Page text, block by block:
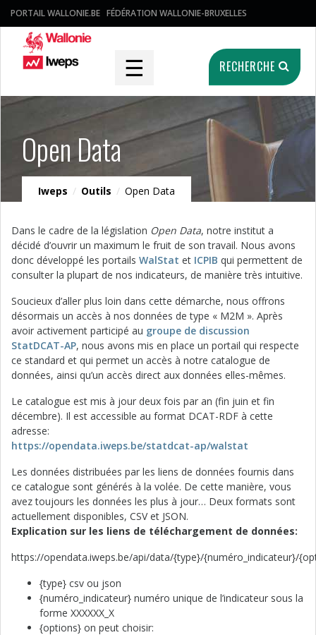
PORTAIL WALLONIE.BE FÉDÉRATION WALLONIE-BRUXELLES
☰ RECHERCHE
Open Data
Iweps / Outils / Open Data
Dans le cadre de la législation Open Data, notre institut a
décidé d’ouvrir un maximum le fruit de son travail. Nous avons
donc développé les portails WalStat et ICPIB qui permettent de
consulter la plupart de nos indicateurs, de manière très intuitive.
Soucieux d’aller plus loin dans cette démarche, nous offrons
désormais un accès à nos données de type « M2M ». Après
avoir activement participé au groupe de discussion
StatDCAT-AP, nous avons mis en place un portail qui respecte
ce standard et qui permet un accès à notre catalogue de
données, ainsi qu’un accès direct aux données elles-mêmes.
Le catalogue est mis à jour deux fois par an (fin juin et fin
décembre). Il est accessible au format DCAT-RDF à cette
adresse:
https://opendata.iweps.be/statdcat-ap/walstat
Les données distribuées par les liens de données fournis dans
ce catalogue sont générés à la volée. De cette manière, vous
avez toujours les données les plus à jour… Deux formats sont
actuellement disponibles, CSV et JSON.
Explication sur les liens de téléchargement de données:
https://opendata.iweps.be/api/data/{type}/{numéro_indicateur}/
{type} csv ou json
{numéro_indicateur} numéro unique de l’indicateur sous la
forme XXXXXX_X
{options} on peut choisir: